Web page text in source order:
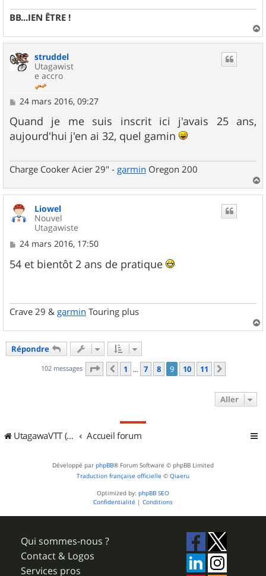
BB...IEN ÊTRE !
a
struddel
Utagawist
e accro
M
s
s
a
24 mars 2016, 09:27
Quand je me suis inscrit ici j'avais 25 ans,
aujourd'hui j'en ai 32, quel gamin
Charge Cooker Acier 29" - garmin Oregon 200
a
Liowel
Nouvel
Utagawiste
M
s
s
24 mars 2016, 17:50
54 et bientôt 2 ans de pratique
Crave 29 & garmin Touring plus
a
Répondre
102 messages Page 9sur 11
Précédent
1 … 7 8 9 10 11
Aller
UtagawaVTT (Randos VTT et VTTAE avec traces GPS) Accueil forum
Développé par phpBB® Forum Software © phpBB Limited
Traduction française officielle © Qiaeru
Optimized by: phpBB SEO
Confidentialité | Conditions
Qui sommes-nous ?
Contact & Logos
Services pros